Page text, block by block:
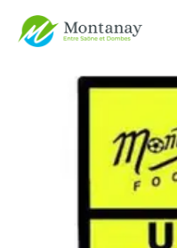
Aller au contenu